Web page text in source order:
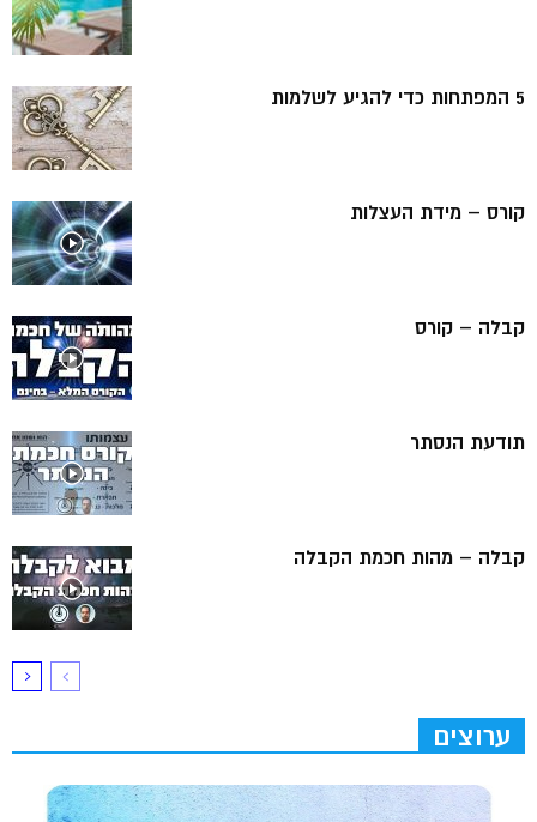
5 המפתחות כדי להגיע לשלמות
קורס – מידת העצלות
קבלה – קורס
תודעת הנסתר
קבלה – מהות חכמת הקבלה
ערוצים